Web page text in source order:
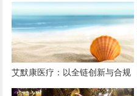
台，小预算也能撬动大流量
艾默康医疗：以全链创新与合规
深耕，赋能医疗健康高质量发展